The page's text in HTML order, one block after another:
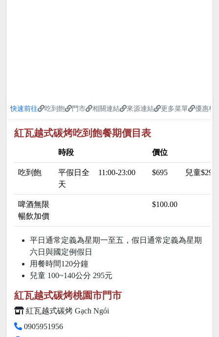
快速前往 吃到飽 門市 相關連結 來源連結 更多菜單 優惠餐
紅瓦越式碳烤吃到飽餐期價目表
時段 價位
吃到飽
平假日全
天
11:00-23:00 $695 兒童
啤酒無限
暢飲加價
$100.00
平日通常定義為星期一至五，假日通常定義為星期
六日與國定例假日
用餐時間120分鐘
兒童 100~140公分 295元
紅瓦越式碳烤桃園市門市
紅瓦越式碳烤 Gạch Ngói
0905951956